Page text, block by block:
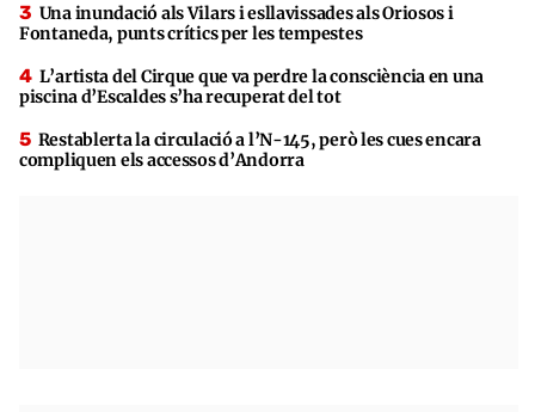
Una inundació als Vilars i esllavissades als Oriosos i
Fontaneda, punts crítics per les tempestes
L’artista del Cirque que va perdre la consciència en una
piscina d’Escaldes s’ha recuperat del tot
Restablerta la circulació a l’N-145, però les cues encara
compliquen els accessos d’Andorra